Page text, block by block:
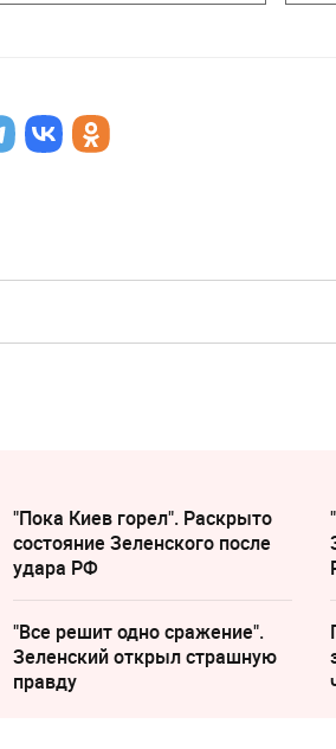
"Пока Киев горел". Раскрыто
состояние Зеленского после
удара РФ
"Все решит одно сражение".
Зеленский открыл страшную
правду